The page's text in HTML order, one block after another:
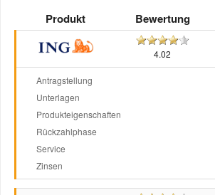
Produkt Bewertung
4.02
Antragstellung
Unterlagen
Produkteigenschaften
Rückzahlphase
Service
Zinsen